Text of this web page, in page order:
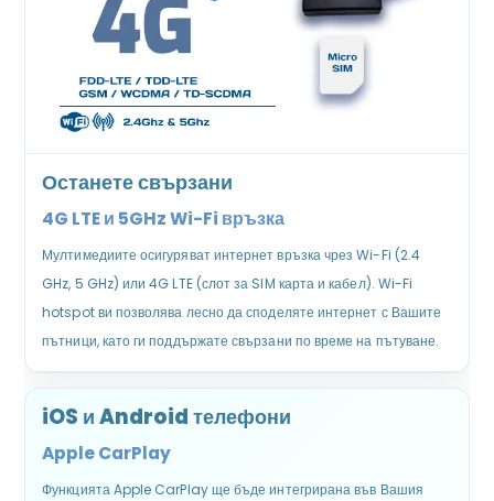
Останете свързани
4G LTE и 5GHz Wi-Fi връзка
Мултимедиите осигуряват интернет връзка чрез Wi-Fi (2.4
GHz, 5 GHz) или 4G LTE (слот за SIM карта и кабел). Wi-Fi
hotspot ви позволява лесно да споделяте интернет с Вашите
пътници, като ги поддържате свързани по време на пътуване.
iOS и Android телефони
Apple CarPlay
Функцията Apple CarPlay ще бъде интегрирана във Вашия